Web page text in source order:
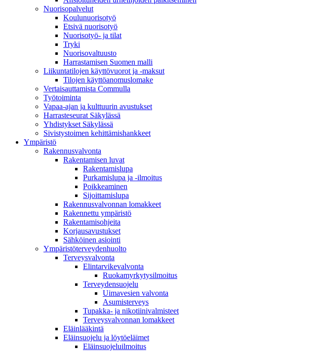
Nuorisopalvelut
Koulunuorisotyö
Etsivä nuorisotyö
Nuorisotyö- ja tilat
Tryki
Nuorisovaltuusto
Harrastamisen Suomen malli
Liikuntatilojen käyttövuorot ja -maksut
Tilojen käyttöanomuslomake
Vertaisauttamista Commulla
Työtoiminta
Vapaa-ajan ja kulttuurin avustukset
Harrasteseurat Säkylässä
Yhdistykset Säkylässä
Sivistystoimen kehittämishankkeet
Ympä­ristö
Rakennusvalvonta
Rakentamisen luvat
Rakentamislupa
Purkamislupa ja -ilmoitus
Poikkeaminen
Sijoittamislupa
Rakennusvalvonnan lomakkeet
Rakennettu ympäristö
Rakentamisohjeita
Korjausavustukset
Sähköinen asiointi
Ympäristöterveydenhuolto
Terveysvalvonta
Elintarvikevalvonta
Ruokamyrkytysilmoitus
Terveydensuojelu
Uimavesien valvonta
Asumisterveys
Tupakka- ja nikotiinivalmisteet
Terveysvalvonnan lomakkeet
Eläinlääkintä
Eläinsuojelu ja löytöeläimet
Eläinsuojeluilmoitus